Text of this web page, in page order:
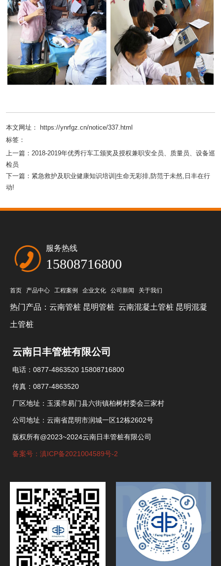
本文网址： https://ynrfgz.cn/notice/337.html
标签：
上一篇： 2018-2019年优秀行车工颁奖及授权兼职安全员、质量员、设备巡
检员
下一篇： 紧急救护及职业健康知识培训|生命无彩排,防范于未然,日丰在行
动!
服务热线
15808716800
首页 产品中心 工程案例 企业文化 公司新闻 关于我们
热门产品： 云南管桩 昆明管桩 云南混凝土管桩 昆明混凝
土管桩
云南日丰管桩有限公司
电话：0877-4863520 15808716800
传真：0877-4863520
厂区地址：玉溪市易门县六街镇柏树村委会三家村
公司地址：云南省昆明市润城一区12栋2602号
版权所有@2023~2024云南日丰管桩有限公司
备案号：滇ICP备2021004589号-2